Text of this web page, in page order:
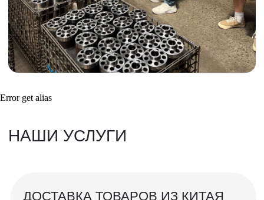
Error get alias
Получить консультацию
ВАШИ ЗАКАЗЫ
проверок товаров, работы склада,
смотрите в нашем Telegram-канале